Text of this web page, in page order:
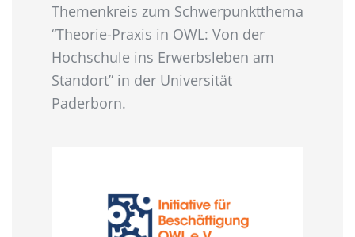
Themenkreis zum Schwerpunktthema
“Theorie-Praxis in OWL: Von der
Hochschule ins Erwerbsleben am
Standort” in der Universität
Paderborn.